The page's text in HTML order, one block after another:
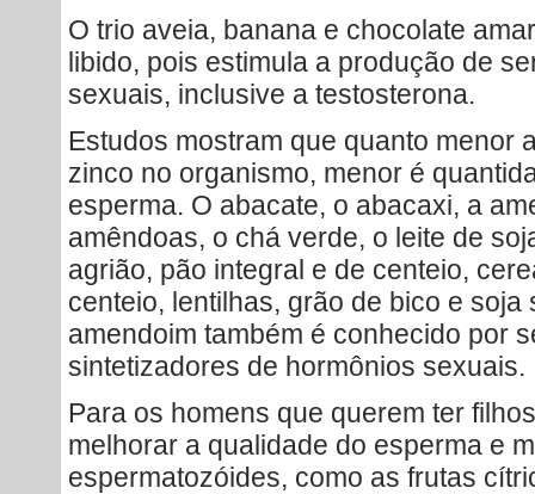
O trio aveia, banana e chocolate
libido, pois estimula a produção de
sexuais, inclusive a testosterona.
Estudos mostram que quanto menor
zinco no organismo, menor é
esperma. O abacate, o abacaxi, a
amêndoas, o chá verde, o leite de
agrião, pão integral e de centeio,
centeio, lentilhas, grão de bico e
amendoim também é conhecido por
sintetizadores de hormônios sexuais.
Para os homens que querem ter
melhorar a qualidade do esperma e
espermatozóides, como as frutas